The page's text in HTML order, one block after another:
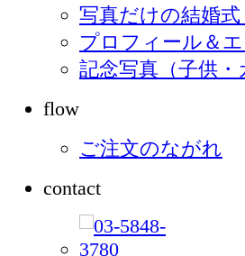
写真だけの結婚式
プロフィール＆
記念写真（子供・
flow
ご注文のながれ
contact